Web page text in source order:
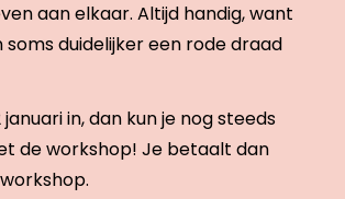
aan elkaar. Altijd handig, want
soms duidelijker een rode draad
in, dan kun je nog steeds
de workshop! Je betaalt dan